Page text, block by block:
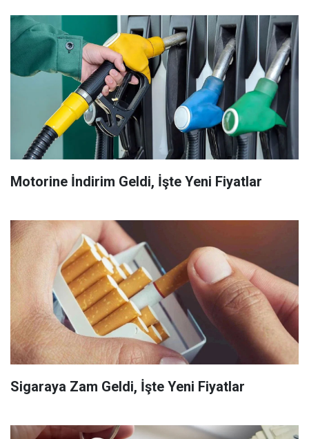
Motorine İndirim Geldi, İşte Yeni Fiyatlar
Sigaraya Zam Geldi, İşte Yeni Fiyatlar